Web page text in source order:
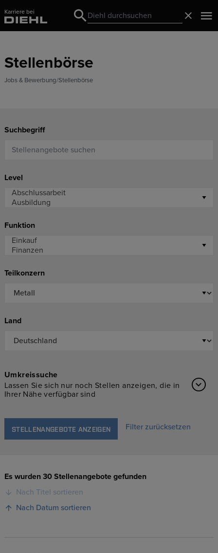
Karriere bei
Search
Search
Stellenbörse
Jobs & Bewerbung Stellenbörse
Suchbegriff
Level
Funktion
Teilkonzern
Land
Umkreissuche
Lassen Sie sich nur noch Stellen anzeigen, die in
Ihrer Nähe verfügbar sind
STELLENANGEBOTE ANZEIGEN Filter zurücksetzen
Es wurden 30 Stellenangebote gefunden
Nach Titel sortieren
Nach Datum sortieren